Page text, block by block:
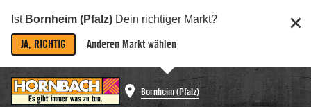
Ist Bornheim (Pfalz) Dein richtiger Markt?
JA, RICHTIG Anderen Markt wählen
Bornheim (Pfalz)